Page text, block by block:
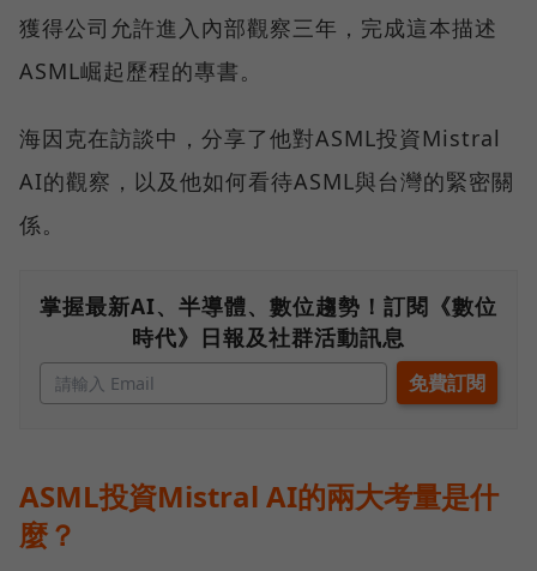
獲得公司允許進入內部觀察三年，完成這本描述
ASML崛起歷程的專書。
海因克在訪談中，分享了他對ASML投資Mistral
AI的觀察，以及他如何看待ASML與台灣的緊密關
係。
掌握最新AI、半導體、數位趨勢！訂閱《數位
時代》日報及社群活動訊息
ASML投資Mistral AI的兩大考量是什
麼？